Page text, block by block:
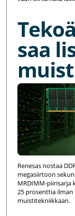
saa
Renesas nostaa
megasiirtoon
MRDIMM-piirisarja
25 prosenttia
muistitekniikkaan.